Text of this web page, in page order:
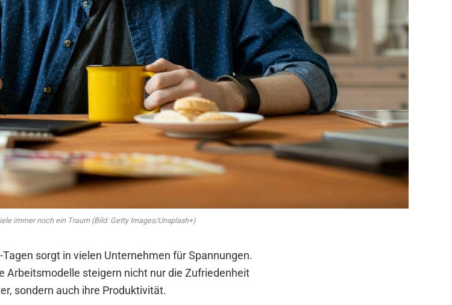
immer noch ein Traum (Bild: Getty Images/Unsplash+)
sorgt in vielen Unternehmen für Spannungen.
Arbeitsmodelle steigern nicht nur die Zufriedenheit
sondern auch ihre Produktivität.